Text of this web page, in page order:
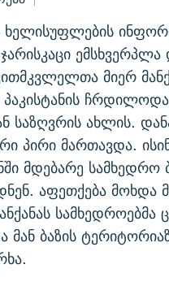
ᲓᲦᲔ
ᲢᲔᲥᲡᲢᲔᲑᲘ
ᲬᲐᲮᲜᲐᲒᲔᲑᲘ
ᲛᲝᲗᲮᲠᲝᲑᲐ
ᲛᲝᲜᲘᲢᲝᲠᲘ
2.10
ᲓᲐᲦᲣᲞᲣᲚᲘ ᲥᲐᲠᲗᲕᲔᲚᲘ
100 ᲬᲔᲚᲘ
ᲛᲘᲖᲔᲖᲘᲐ COVID-19
ᲐᲛᲑᲐᲕᲘ
ᲐᲠᲩᲔᲕᲜᲔᲑᲘᲡ ᲘᲡᲢᲝᲠᲘᲐ
- ᲐᲛᲝᲣᲗᲥᲛᲔᲚᲘ
ყველა საიტი
ხელისუფლების
ემსხვერპლა
მიერ
პაკისტანის
საზღვრის ახლის.
პირი მართავდა.
მდებარე სამხედრო
აფეთქება მოხდა
სამხედროებმა
მან ბაზის